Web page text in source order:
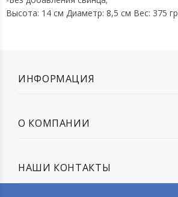
Высота: 14 см Диаметр: 8,5 см Вес: 375 гр
ИНФОРМАЦИЯ
О КОМПАНИИ
НАШИ КОНТАКТЫ